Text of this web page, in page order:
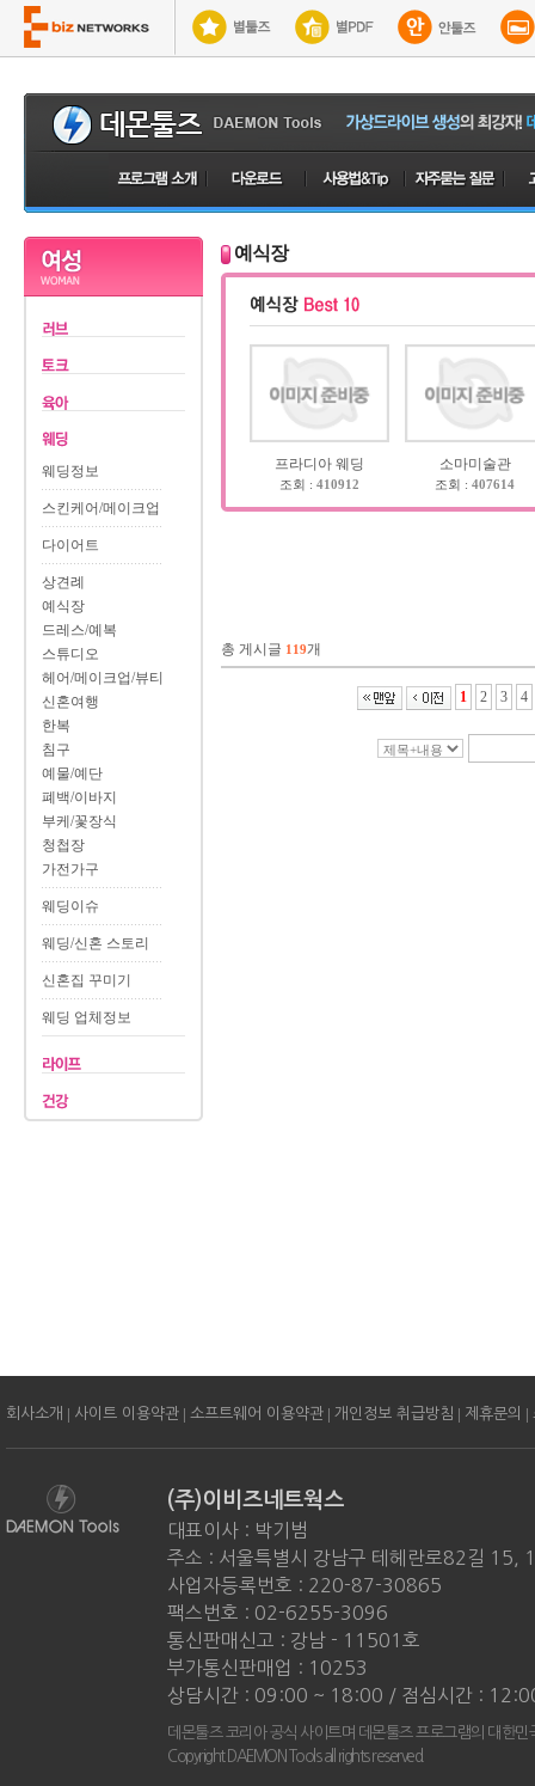
웨딩정보
스킨케어/메이크업
다이어트
상견례
예식장
드레스/예복
스튜디오
헤어/메이크업/뷰티
신혼여행
한복
침구
예물/예단
폐백/이바지
부케/꽃장식
청첩장
가전가구
웨딩이슈
웨딩/신혼 스토리
신혼집 꾸미기
웨딩 업체정보
예식장
프라디아 웨딩
조회 : 410912
소마미술관
조회 : 407614
총 게시글 119개
1 2 3 4
회사소개 | 사이트 이용약관 | 소프트웨어 이용약관 | 개인정보 취급방침 | 제휴문의 |
(주)이비즈네트웍스
대표이사 : 박기범
주소 : 서울특별시 강남구 테헤란로82길 15,
사업자등록번호 : 220-87-30865
팩스번호 : 02-6255-3096
통신판매신고 : 강남 - 11501호
부가통신판매업 : 10253
상담시간 : 09:00 ~ 18:00 / 점심시간 :
데몬툴즈 코리아 공식 사이트며 데몬툴즈 프로그램의 대한
Copyright DAEMON Tools all rights reserved.